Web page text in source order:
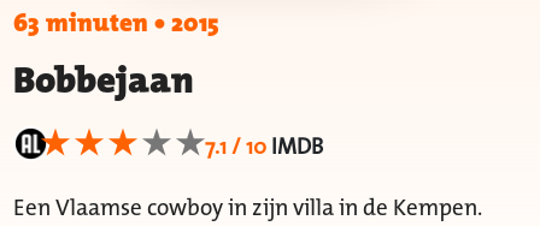
63 minuten•2015
Bobbejaan
7.1 / 10IMDB
Een Vlaamse cowboy in zijn villa in de Kempen.